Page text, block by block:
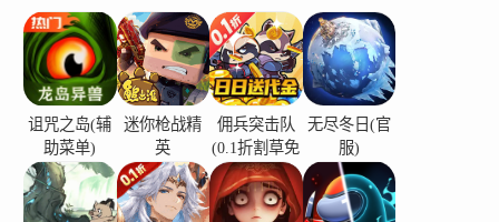
诅咒之岛(辅
助菜单)
迷你枪战精
英
佣兵突击队
(0.1折割草免
费版)
无尽冬日(官
服)